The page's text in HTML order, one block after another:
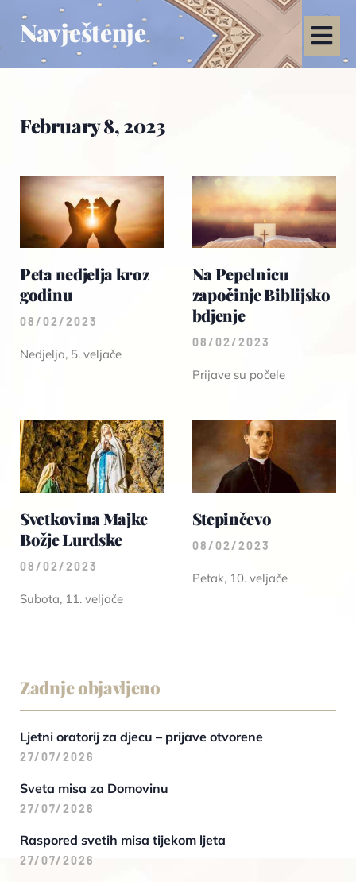
Navještenje
February 8, 2023
Peta nedjelja kroz
godinu
08/02/2023
Nedjelja, 5. veljače
Na Pepelnicu
započinje Biblijsko
bdjenje
08/02/2023
Prijave su počele
Svetkovina Majke
Božje Lurdske
08/02/2023
Subota, 11. veljače
Stepinčevo
08/02/2023
Petak, 10. veljače
Zadnje objavljeno
Ljetni oratorij za djecu – prijave otvorene
27/07/2026
Sveta misa za Domovinu
27/07/2026
Raspored svetih misa tijekom ljeta
27/07/2026